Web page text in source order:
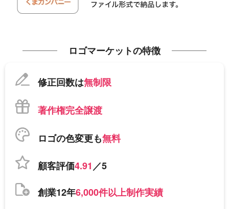
ロゴマーケットの特徴
修正回数は無制限
著作権完全譲渡
ロゴの色変更も無料
顧客評価4.91／5
創業12年6,000件以上制作実績